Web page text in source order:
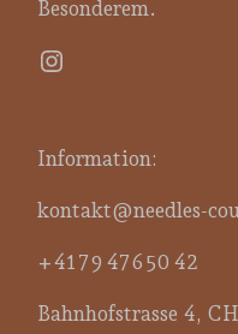
Besonderem.
Instagram
Information:
kontakt@needles-
+41 79 476 50 42
Bahnhofstrasse 4,